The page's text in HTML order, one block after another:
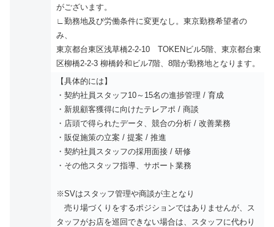
がございます。
∟勤務地及び労働条件に変更なし。東京勤務希望者の
み、
東京都台東区浅草橋2-2-10 TOKENビル5階、東京都台東
区柳橋2-2-3 柳橋鈴和ビル7階、8階が勤務地となります。
【具体的には】
・契約社員スタッフ10～15名の進捗管理 / 育成
・新規顧客獲得に向けたテレアポ / 商談
・店頭で得られたデータ、競合の分析 / 改善業務
・販促施策の立案 / 提案 / 推進
・契約社員スタッフの採用面接 / 研修
・その他スタッフ指導、サポート業務
※SVはスタッフ管理や商談が主となり
売り場づくりをするポジションではありませんが、ス
タッフがお店を巡回できない場合は、スタッフに代わり